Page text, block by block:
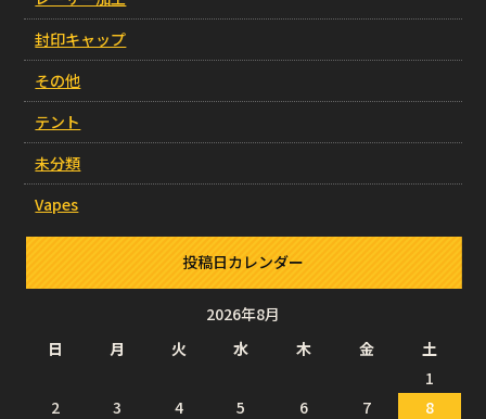
封印キャップ
その他
テント
未分類
Vapes
投稿日カレンダー
2026年8月
日
月 火 水 木 金 土
1
2
3 4 5 6 7
8